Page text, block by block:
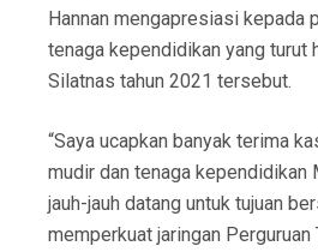
Hannan mengapresiasi kepada
tenaga kependidikan yang turut
Silatnas tahun 2021 tersebut.
“Saya ucapkan banyak terima
mudir dan tenaga kependidikan
jauh-jauh datang untuk tujuan
memperkuat jaringan Perguruan